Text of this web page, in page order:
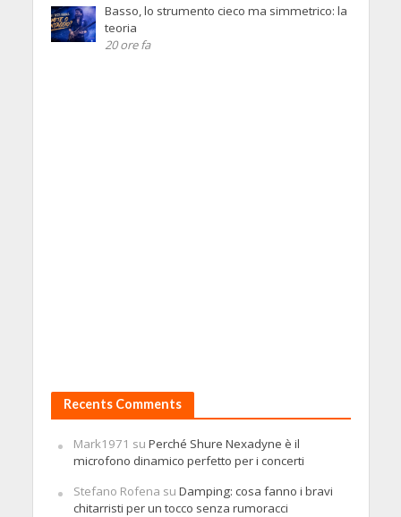
Basso, lo strumento cieco ma simmetrico: la
teoria
20 ore fa
Recents Comments
Mark1971 su Perché Shure Nexadyne è il
microfono dinamico perfetto per i concerti
Stefano Rofena su Damping: cosa fanno i bravi
chitarristi per un tocco senza rumoracci